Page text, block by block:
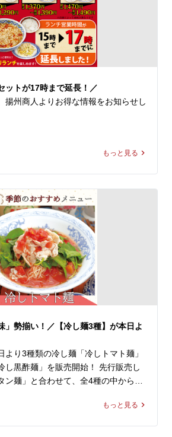
した塩味で、鶏ひき肉の旨味と野菜の
！具材には、鶏そぼろや刻んだパプリ
サイ、白髪ネギなどを使用し、多種の
的な旨味と、食感の楽しさを引き立て
具材をくずしながら、麺・スープと絡
止まらなくなること間違いなし。喉越
れる一杯は、暑い季節にピッタリで
選びいただける麺の種類は【柳麺(細
り】もできます。
国ラーメン揚州商人 第二産業南中野
よりお待ちしております。
ットが17時まで延長！／
揚州商人よりお得な情報をお知らせし
ランチセット」。ご好評につき、本日
ト内容
からお選びください
杏仁
チ炒飯
チ炒飯・ランチ杏仁
らお選びいただけます
ン
中の「週替わりランチ」も同様に延
もっと見る
」勢揃い！／【冷し麺3種】が本日よ
より3種類の冷し麺「冷しトマト麺」
し黒酢麺」を販売開始！ 先行販売し
ン麺」と合わせて、全4種の中から、
もっと見る